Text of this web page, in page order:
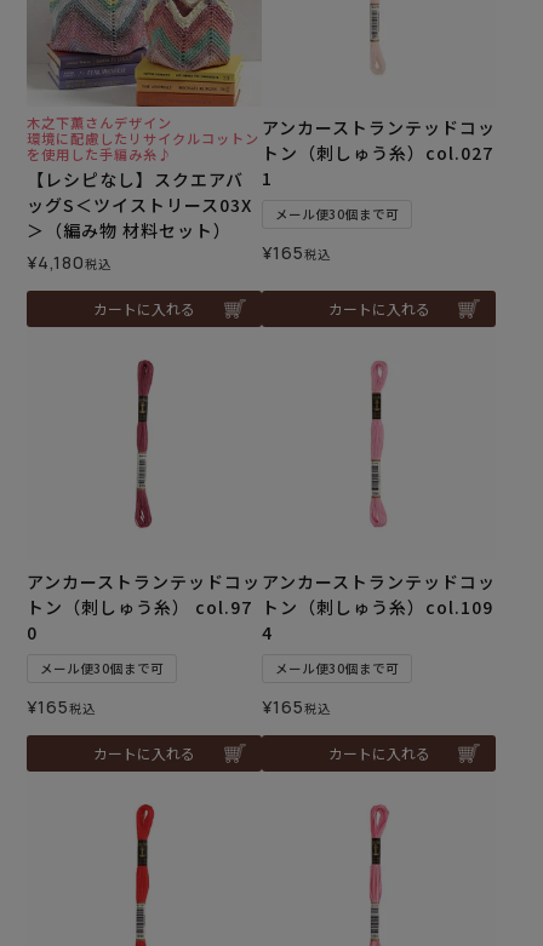
木之下薫さんデザイン
環境に配慮したリサイクルコットン
を使用した手編み糸♪
【レシピなし】スクエアバ
ッグS＜ツイストリース03X
＞（編み物 材料セット）
¥4,180税込
カートに入れる
アンカーストランテッドコッ
トン（刺しゅう糸）col.027
1
メール便30個まで可
¥165税込
カートに入れる
アンカーストランテッドコッ
トン（刺しゅう糸） col.97
0
メール便30個まで可
¥165税込
カートに入れる
アンカーストランテッドコッ
トン（刺しゅう糸）col.109
4
メール便30個まで可
¥165税込
カートに入れる